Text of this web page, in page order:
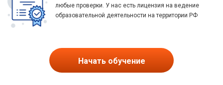
любые проверки. У нас есть лицензия на ведение
образовательной деятельности на территории РФ
Начать обучение